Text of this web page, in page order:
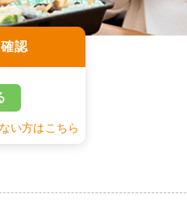
認
い方はこちら